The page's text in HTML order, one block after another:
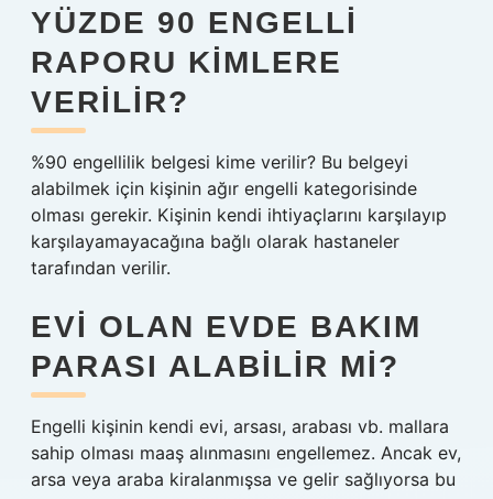
YÜZDE 90 ENGELLI
RAPORU KIMLERE
VERILIR?
%90 engellilik belgesi kime verilir? Bu belgeyi
alabilmek için kişinin ağır engelli kategorisinde
olması gerekir. Kişinin kendi ihtiyaçlarını karşılayıp
karşılayamayacağına bağlı olarak hastaneler
tarafından verilir.
EVI OLAN EVDE BAKIM
PARASI ALABILIR MI?
Engelli kişinin kendi evi, arsası, arabası vb. mallara
sahip olması maaş alınmasını engellemez. Ancak ev,
arsa veya araba kiralanmışsa ve gelir sağlıyorsa bu